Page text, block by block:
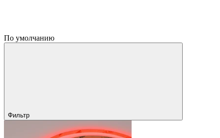
По умолчанию
Фильтр